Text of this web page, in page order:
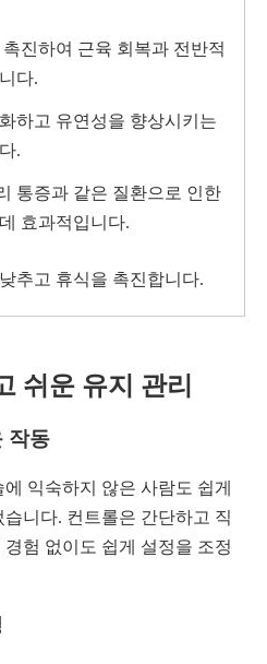
진하여 근육 회복과 전반적
다.
하고 유연성을 향상시키는
.
통증과 같은 질환으로 인한
효과적입니다.
추고 휴식을 촉진합니다.
쉬운 유지 관리
작동
익숙하지 않은 사람도 쉽게
니다. 컨트롤은 간단하고 직
험 없이도 쉽게 설정을 조정